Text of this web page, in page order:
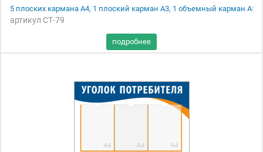
5 плоских кармана А4, 1 плоский карман А3, 1 объемный карман А5
артикул СТ-79